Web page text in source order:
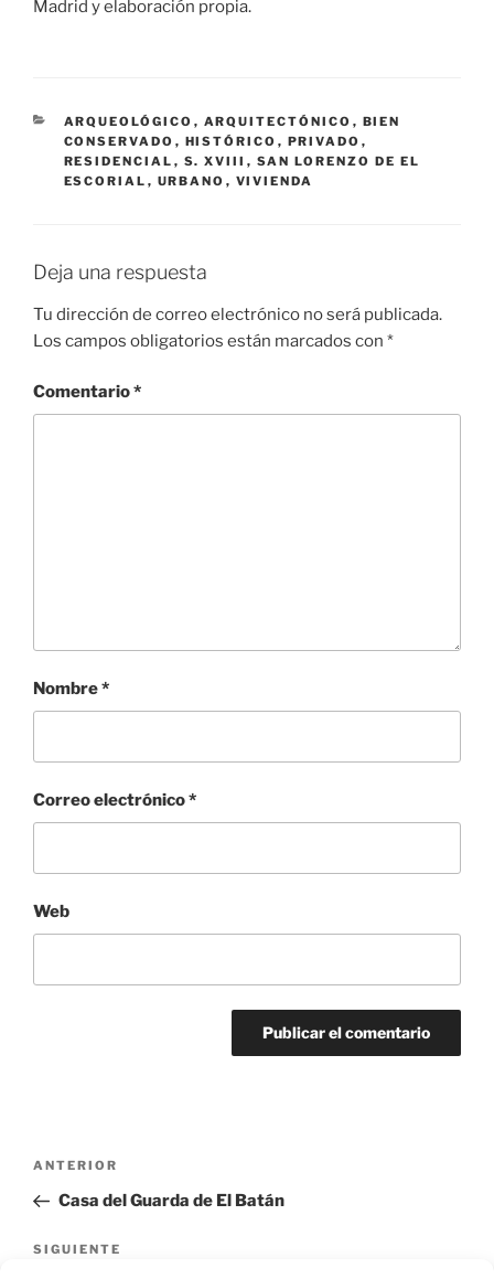
Madrid y elaboración propia.
CATEGORÍAS
ARQUEOLÓGICO , ARQUITECTÓNICO , BIEN
CONSERVADO , HISTÓRICO , PRIVADO ,
RESIDENCIAL , S. XVIII , SAN LORENZO DE EL
ESCORIAL , URBANO , VIVIENDA
Deja una respuesta
Tu dirección de correo electrónico no será publicada.
Los campos obligatorios están marcados con *
Comentario*
Nombre*
Correo electrónico*
Web
Navegación
entradas
Entrada
anterior:
ANTERIOR
Casa del Guarda de El Batán
Siguiente
SIGUIENTE